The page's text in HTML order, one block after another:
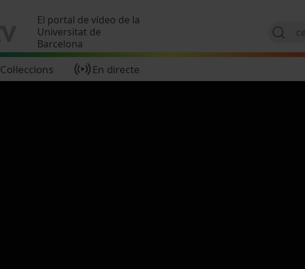
El portal de vídeo de la
Universitat de
Barcelona
Col·leccions En directe